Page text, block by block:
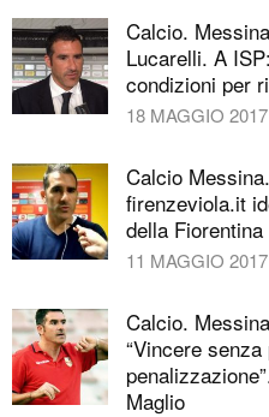
Calcio.
Lucarelli. A
condizioni per
18 MAGGIO 2017
Calcio
firenzeviola.it
della
11 MAGGIO 2017
Calcio.
“Vincere
Maglio